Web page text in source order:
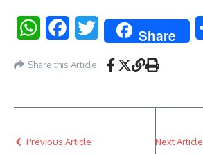
WhatsAppFacebookTwitter Share
Share this Article
Previous Article Next Article